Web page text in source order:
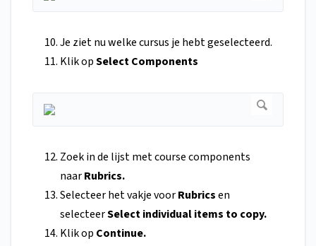
Je ziet nu welke cursus je hebt geselecteerd.
Klik opSelect Components
Zoek in de lijst met course components
naarRubrics.
Selecteer het vakje voorRubricsen
selecteerSelect individual items to copy.
Klik op Continue.